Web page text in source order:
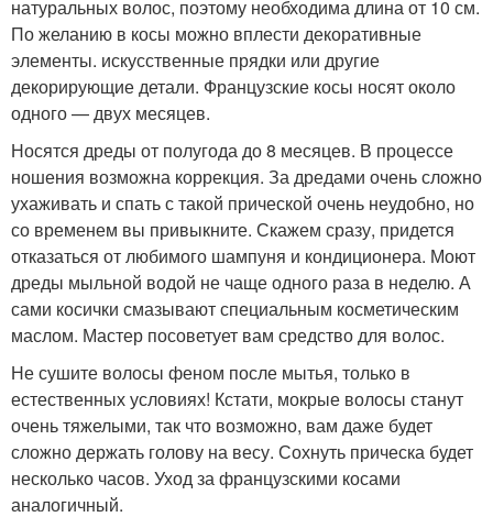
натуральных волос, поэтому необходима длина от 10 см.
По желанию в косы можно вплести декоративные
элементы. искусственные прядки или другие
декорирующие детали. Французские косы носят около
одного — двух месяцев.
Носятся дреды от полугода до 8 месяцев. В процессе
ношения возможна коррекция. За дредами очень сложно
ухаживать и спать с такой прической очень неудобно, но
со временем вы привыкните. Скажем сразу, придется
отказаться от любимого шампуня и кондиционера. Моют
дреды мыльной водой не чаще одного раза в неделю. А
сами косички смазывают специальным косметическим
маслом. Мастер посоветует вам средство для волос.
Не сушите волосы феном после мытья, только в
естественных условиях! Кстати, мокрые волосы станут
очень тяжелыми, так что возможно, вам даже будет
сложно держать голову на весу. Сохнуть прическа будет
несколько часов. Уход за французскими косами
аналогичный.